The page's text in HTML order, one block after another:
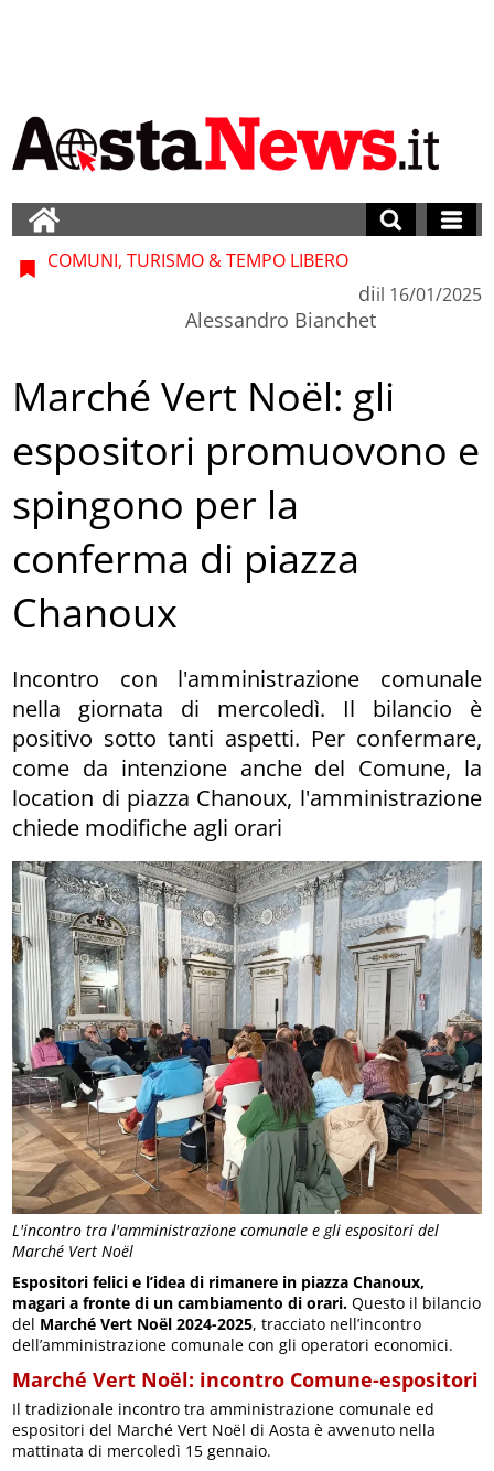
L'incontro tra l'amministrazione comunale e gli espositori del
Marché Vert Noël
COMUNI, TURISMO & TEMPO LIBERO
di
Alessandro Bianchet
il 16/01/2025
Marché Vert Noël: gli
espositori promuovono e
spingono per la
conferma di piazza
Chanoux
Incontro con l'amministrazione comunale
nella giornata di mercoledì. Il bilancio è
positivo sotto tanti aspetti. Per confermare,
come da intenzione anche del Comune, la
location di piazza Chanoux, l'amministrazione
chiede modifiche agli orari
Espositori felici e l’idea di rimanere in piazza Chanoux,
magari a fronte di un cambiamento di orari. Questo il bilancio
del Marché Vert Noël 2024-2025, tracciato nell’incontro
dell’amministrazione comunale con gli operatori economici.
Marché Vert Noël: incontro Comune-espositori
Il tradizionale incontro tra amministrazione comunale ed
espositori del Marché Vert Noël di Aosta è avvenuto nella
mattinata di mercoledì 15 gennaio.